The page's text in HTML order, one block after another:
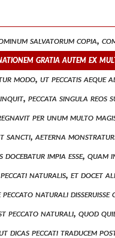
abundavit christi
salvatorum copia,
gratia autem ex
modo, ut peccatis
inquit, peccata singula
per unum multo
sancti, aeterna
impia esse,
naturalis, et docet
naturali
peccato naturali, quod
dicas peccati traducem